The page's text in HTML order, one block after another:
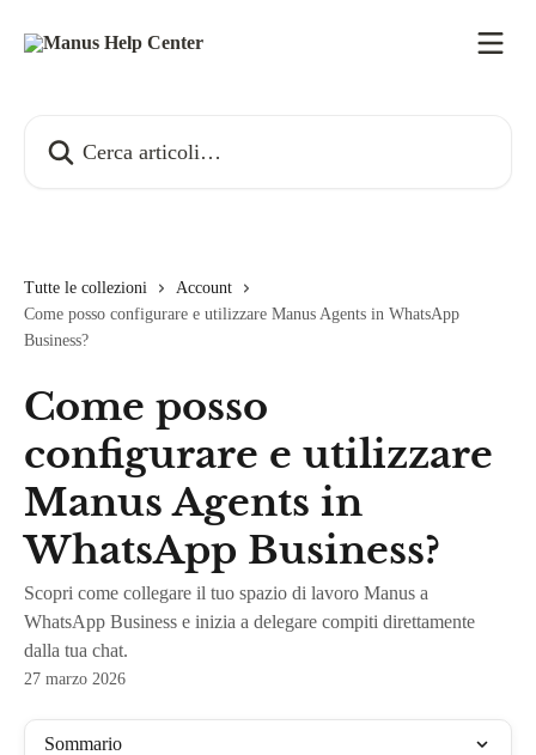
Tutte le collezioni
Account
Come posso configurare e utilizzare Manus Agents in WhatsApp
Business?
Come posso
configurare e utilizzare
Manus Agents in
WhatsApp Business?
Scopri come collegare il tuo spazio di lavoro Manus a
WhatsApp Business e inizia a delegare compiti direttamente
dalla tua chat.
27 marzo 2026
Sommario